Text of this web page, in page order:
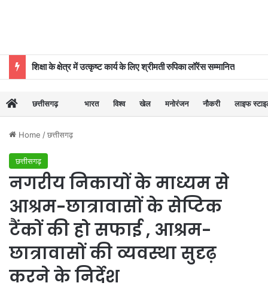
शिक्षा के क्षेत्र में उत्कृष्ट कार्य के लिए श्रीमती रुपिका लॉरेंस सम्मानित
छत्तीसगढ़ भारत विश्व खेल मनोरंजन नौकरी लाइफ
Home /छत्तीसगढ़
छत्तीसगढ़
नगरीय निकायों के माध्यम से
आश्रम-छात्रावासों के सेप्टिक
टैंकों की हो सफाई , आश्रम-
छात्रावासों की व्यवस्था सुदृढ़
करने के निर्देश